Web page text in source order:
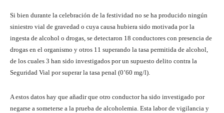
Si bien durante la celebración de la festividad no se ha producido ningún
siniestro vial de gravedad o cuya causa hubiera sido motivada por la
ingesta de alcohol o drogas, se detectaron 18 conductores con presencia de
drogas en el organismo y otros 11 superando la tasa permitida de alcohol,
de los cuales 3 han sido investigados por un supuesto delito contra la
Seguridad Vial por superar la tasa penal (0’60 mg/l).
A estos datos hay que añadir que otro conductor ha sido investigado por
negarse a someterse a la prueba de alcoholemia. Esta labor de vigilancia y